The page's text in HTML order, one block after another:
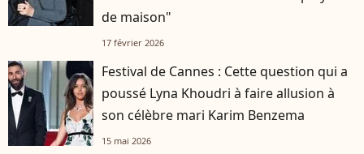
de maison"
17 février 2026
Festival de Cannes : Cette question qui a
poussé Lyna Khoudri à faire allusion à
son célèbre mari Karim Benzema
15 mai 2026